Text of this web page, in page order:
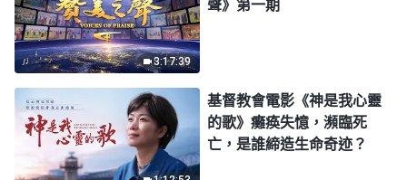
3:17:39
聲》第一期
基督教會電影《神是我心靈
的歌》癱痪失憶，瀕臨死
亡，是誰締造生命奇迹？